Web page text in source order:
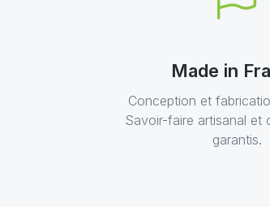
Made in
Conception et
Savoir-faire artisanal et
garantis.